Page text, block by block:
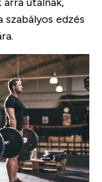
edzés